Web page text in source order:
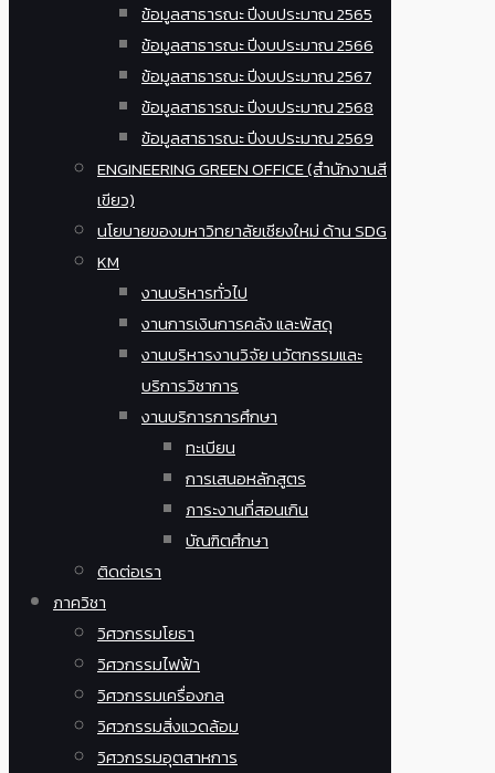
ข้อมูลสาธารณะ ปีงบประมาณ 2565
ข้อมูลสาธารณะ ปีงบประมาณ 2566
ข้อมูลสาธารณะ ปีงบประมาณ 2567
ข้อมูลสาธารณะ ปีงบประมาณ 2568
ข้อมูลสาธารณะ ปีงบประมาณ 2569
ENGINEERING GREEN OFFICE (สำนักงานสี
เขียว)
นโยบายของมหาวิทยาลัยเชียงใหม่ ด้าน SDG
KM
งานบริหารทั่วไป
งานการเงินการคลัง และพัสดุ
งานบริหารงานวิจัย นวัตกรรมและ
บริการวิชาการ
งานบริการการศึกษา
ทะเบียน
การเสนอหลักสูตร
ภาระงานที่สอนเกิน
บัณฑิตศึกษา
ติดต่อเรา
ภาควิชา
วิศวกรรมโยธา
วิศวกรรมไฟฟ้า
วิศวกรรมเครื่องกล
วิศวกรรมสิ่งแวดล้อม
วิศวกรรมอุตสาหการ